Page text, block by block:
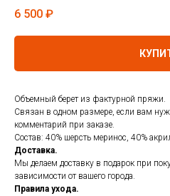
6 500 ₽
Объемный берет из фактурной пряжи.
Связан в одном размере, если вам
комментарий при заказе.
Состав: 40% шерсть меринос, 40%
Доставка.
Мы делаем доставку в подарок при
зависимости от вашего города.
Правила ухода.